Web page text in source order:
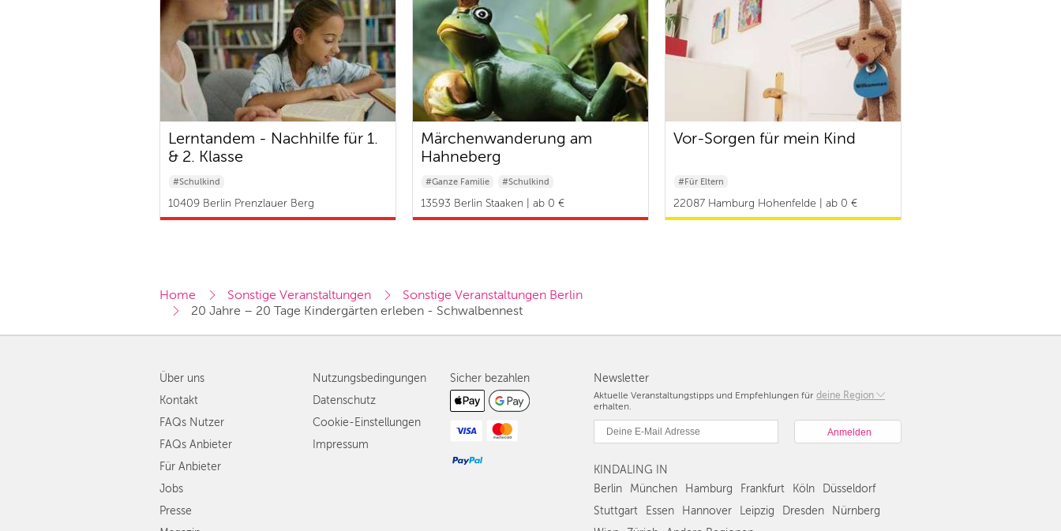
Lerntandem - Nachhilfe für 1.
& 2. Klasse
#Schulkind
10409 Berlin Prenzlauer Berg
Märchenwanderung am
Hahneberg
#Ganze Familie
#Schulkind
#Baby & Kleinkind
13593 Berlin Staaken | ab 0 €
Vor-Sorgen für mein Kind
#Für Eltern
22087 Hamburg Hohenfelde | ab 0 €
Home Sonstige Veranstaltungen
Sonstige Veranstaltungen Berlin
20 Jahre – 20 Tage Kindergärten erleben - Schwalbennest
Newsletter
Aktuelle Veranstaltungstipps und Empfehlungen für deine Region
Berlin
Hamburg
Düsseldorf
Stuttgart
erhalten.
KINDALING IN
Berlin
München Hamburg Frankfurt Köln
Düsseldorf
Stuttgart
Essen Hannover Leipzig Dresden
Nürnberg
Über uns
Kontakt
FAQs Nutzer
FAQs Anbieter
Für Anbieter
Jobs
Presse
Nutzungsbedingungen
Datenschutz
Cookie-Einstellungen
Impressum
Sicher bezahlen